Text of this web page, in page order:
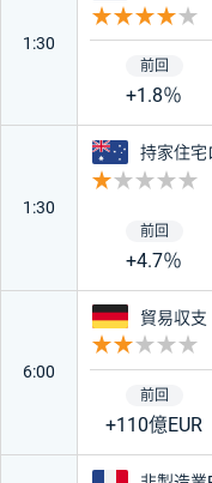
1:30
+1.8％
1:30
オースト
持家住宅
+4.7％
6:00
ドイツ
貿易収支
+110億EUR